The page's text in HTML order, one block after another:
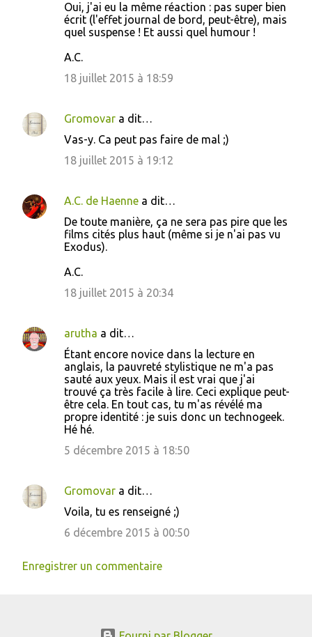
Oui, j'ai eu la même réaction : pas super bien
écrit (l'effet journal de bord, peut-être), mais
quel suspense ! Et aussi quel humour !
A.C.
18 juillet 2015 à 18:59
Gromovar a dit…
Vas-y. Ca peut pas faire de mal ;)
18 juillet 2015 à 19:12
A.C. de Haenne a dit…
De toute manière, ça ne sera pas pire que les
films cités plus haut (même si je n'ai pas vu
Exodus).
A.C.
18 juillet 2015 à 20:34
arutha a dit…
Étant encore novice dans la lecture en
anglais, la pauvreté stylistique ne m'a pas
sauté aux yeux. Mais il est vrai que j'ai
trouvé ça très facile à lire. Ceci explique peut-
être cela. En tout cas, tu m'as révélé ma
propre identité : je suis donc un technogeek.
Hé hé.
5 décembre 2015 à 18:50
Gromovar a dit…
Voila, tu es renseigné ;)
6 décembre 2015 à 00:50
Enregistrer un commentaire